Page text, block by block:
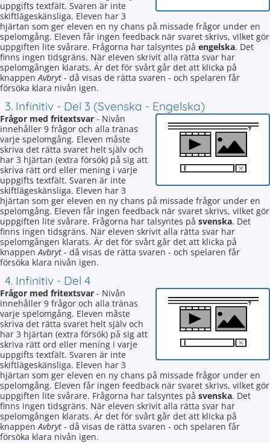
uppgifts textfält. Svaren är inte
skiftlägeskänsliga. Eleven har 3
hjärtan som ger eleven en ny chans på missade frågor under en
spelomgång. Eleven får ingen feedback när svaret skrivs, vilket gör
uppgiften lite svårare. Frågorna har talsyntes på engelska. Det
finns ingen tidsgräns. När eleven skrivit alla rätta svar har
spelomgången klarats. Är det för svårt går det att klicka på
knappenAvbryt - då visas de rätta svaren - och spelaren får
försöka klara nivån igen.
3. Infinitiv - Del 3 (Svenska - Engelska)
Frågor med fritextsvar - Nivån
innehåller 9 frågor och alla tränas
varje spelomgång. Eleven måste
skriva det rätta svaret helt själv och
har 3 hjärtan (extra försök) på sig att
skriva rätt ord eller mening i varje
uppgifts textfält. Svaren är inte
skiftlägeskänsliga. Eleven har 3
hjärtan som ger eleven en ny chans på missade frågor under en
spelomgång. Eleven får ingen feedback när svaret skrivs, vilket gör
uppgiften lite svårare. Frågorna har talsyntes på svenska. Det
finns ingen tidsgräns. När eleven skrivit alla rätta svar har
spelomgången klarats. Är det för svårt går det att klicka på
knappenAvbryt - då visas de rätta svaren - och spelaren får
försöka klara nivån igen.
4. Infinitiv - Del 4
Frågor med fritextsvar - Nivån
innehåller 9 frågor och alla tränas
varje spelomgång. Eleven måste
skriva det rätta svaret helt själv och
har 3 hjärtan (extra försök) på sig att
skriva rätt ord eller mening i varje
uppgifts textfält. Svaren är inte
skiftlägeskänsliga. Eleven har 3
hjärtan som ger eleven en ny chans på missade frågor under en
spelomgång. Eleven får ingen feedback när svaret skrivs, vilket gör
uppgiften lite svårare. Frågorna har talsyntes på svenska. Det
finns ingen tidsgräns. När eleven skrivit alla rätta svar har
spelomgången klarats. Är det för svårt går det att klicka på
knappenAvbryt - då visas de rätta svaren - och spelaren får
försöka klara nivån igen.